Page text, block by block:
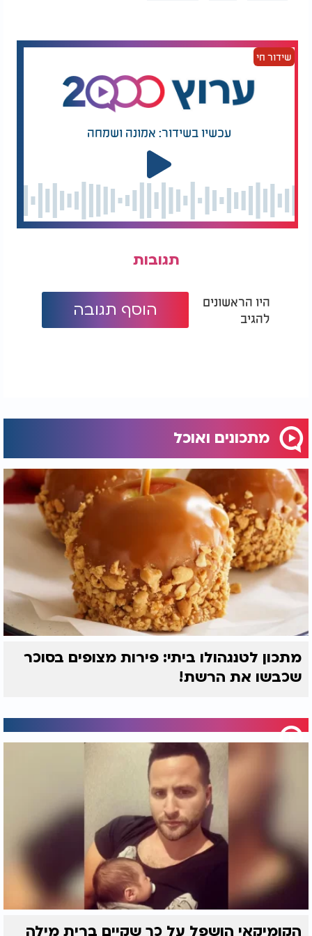
שידור חי
עכשיו בשידור: אמונה ושמחה
תגובות
היו הראשונים
להגיב
הוסף תגובה
מתכונים ואוכל
מתכון לטנגהולו ביתי: פירות מצופים בסוכר
שכבשו את הרשת!
הקומיקאי הושפל על כך שקיים ברית מילה